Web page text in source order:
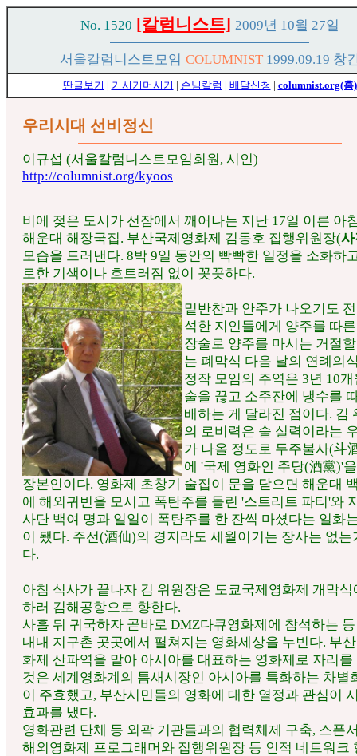
No. 1520 [칼럼니스트] 2009년 10월 27일
서울칼럼니스트모임 COLUMNIST 1999.09.19 창
딴글보기 | 거시기머시기 | 손님칼럼 | 배달신청 | columnist.org(홈)
우리시대 선비정신
이규섭 (서울칼럼니스트모임회원, 시인)
http://columnist.org/kyoos
비에 젖은 도시가 선잠에서 깨어나는 지난 17일 이른 아
해운대 해장국집. 부산국제영화제 김동호 집행위원장(
모습을 드러낸다. 8박 9일 동안의 빡빡한 일정을 소화하
로한 기색이나 흐트러짐 없이 꼿꼿하다.
밑반찬과 안주가 나오기도
석한 지인들에게 양주를 따
장술로 양주를 마시는 거절
는 폐막식 다음 날의 연례의
정작 모임의 주역은 3년 10개
술을 끊고 소주잔에 냉수를
배하는 게 달라진 점이다. 김
의 로비력은 술 실력이라는
가 나올 정도로 두주불사(斗
에 '국제 영화인 주당(酒黨)'
장본인이다. 영화제 초창기 술집이 문을 닫으면 해운대
에 해외귀빈을 모시고 폭탄주를 돌린 '스트리트 파티'와
사단 백여 명과 일일이 폭탄주를 한 잔씩 마셨다는 일화
이 됐다. 주선(酒仙)의 경지라도 세월이기는 장사는 없는
다.
아침 식사가 끝나자 김 위원장은 도쿄국제영화제 개막식
하러 김해공항으로 향한다.
사흘 뒤 귀국하자 곧바로 DMZ다큐영화제에 참석하는
내내 지구촌 곳곳에서 펼쳐지는 영화세상을 누빈다. 부
화제 산파역을 맡아 아시아를 대표하는 영화제로 자리를
것은 세계영화계의 틈새시장인 아시아를 특화하는 차별
이 주효했고, 부산시민들의 영화에 대한 열정과 관심이
효과를 냈다.
영화관련 단체 등 외곽 기관들과의 협력체제 구축, 스폰
해외영화제 프로그래머와 집행위원장 등 인적 네트워크